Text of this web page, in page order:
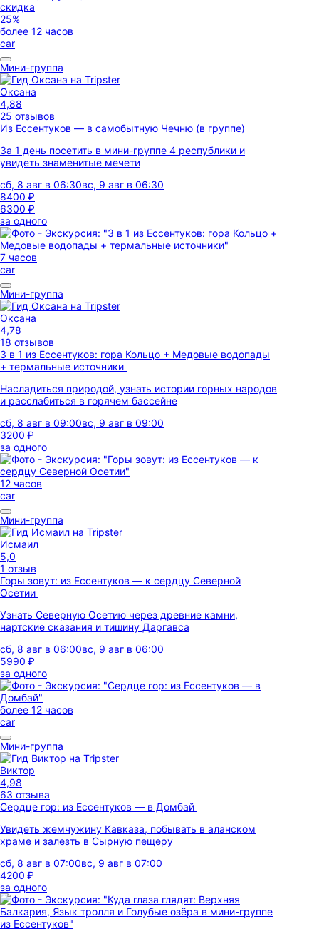
скидка
25%
более 12 часов
car
Мини-группа
Оксана
4,88
25 отзывов
Из Ессентуков — в самобытную Чечню (в группе)
За 1 день посетить в мини-группе 4 республики и
увидеть знаменитые мечети
сб, 8 авг в 06:30вс, 9 авг в 06:30
8400 ₽
6300 ₽
за одного
7 часов
car
Мини-группа
Оксана
4,78
18 отзывов
3 в 1 из Ессентуков: гора Кольцо + Медовые водопады
+ термальные источники
Насладиться природой, узнать истории горных народов
и расслабиться в горячем бассейне
сб, 8 авг в 09:00вс, 9 авг в 09:00
3200 ₽
за одного
12 часов
car
Мини-группа
Исмаил
5,0
1 отзыв
Горы зовут: из Ессентуков — к сердцу Северной
Осетии
Узнать Северную Осетию через древние камни,
нартские сказания и тишину Даргавса
сб, 8 авг в 06:00вс, 9 авг в 06:00
5990 ₽
за одного
более 12 часов
car
Мини-группа
Виктор
4,98
63 отзыва
Сердце гор: из Ессентуков — в Домбай
Увидеть жемчужину Кавказа, побывать в аланском
храме и залезть в Сырную пещеру
сб, 8 авг в 07:00вс, 9 авг в 07:00
4200 ₽
за одного